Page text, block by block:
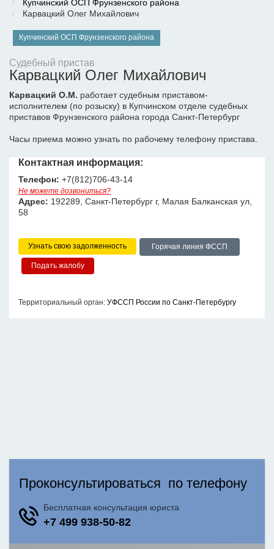
Купчинский ОСП Фрунзенского района
Карвацкий Олег Михайлович
Купчинский ОСП Фрунзенского района
Судебный пристав
Карвацкий Олег Михайлович
Карвацкий О.М. работает судебным приставом-
исполнителем (по розыску) в Купчинском отделе судебных
приставов Фрунзенского района города Санкт-Петербург
Часы приема можно узнать по рабочему телефону пристава.
Контактная информация:
Телефон: +7(812)706-43-14
Не можете дозвониться?
Адрес: 192289, Санкт-Петербург г, Малая Балканская ул,
58
Узнать свою задолженность Горячая линия ФССП
Территориальный орган: УФССП России по Санкт-Петербургу